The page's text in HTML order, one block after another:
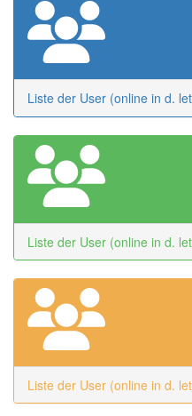
Liste der User (online in d.
Liste der User (online in d.
Liste der User (online in d.